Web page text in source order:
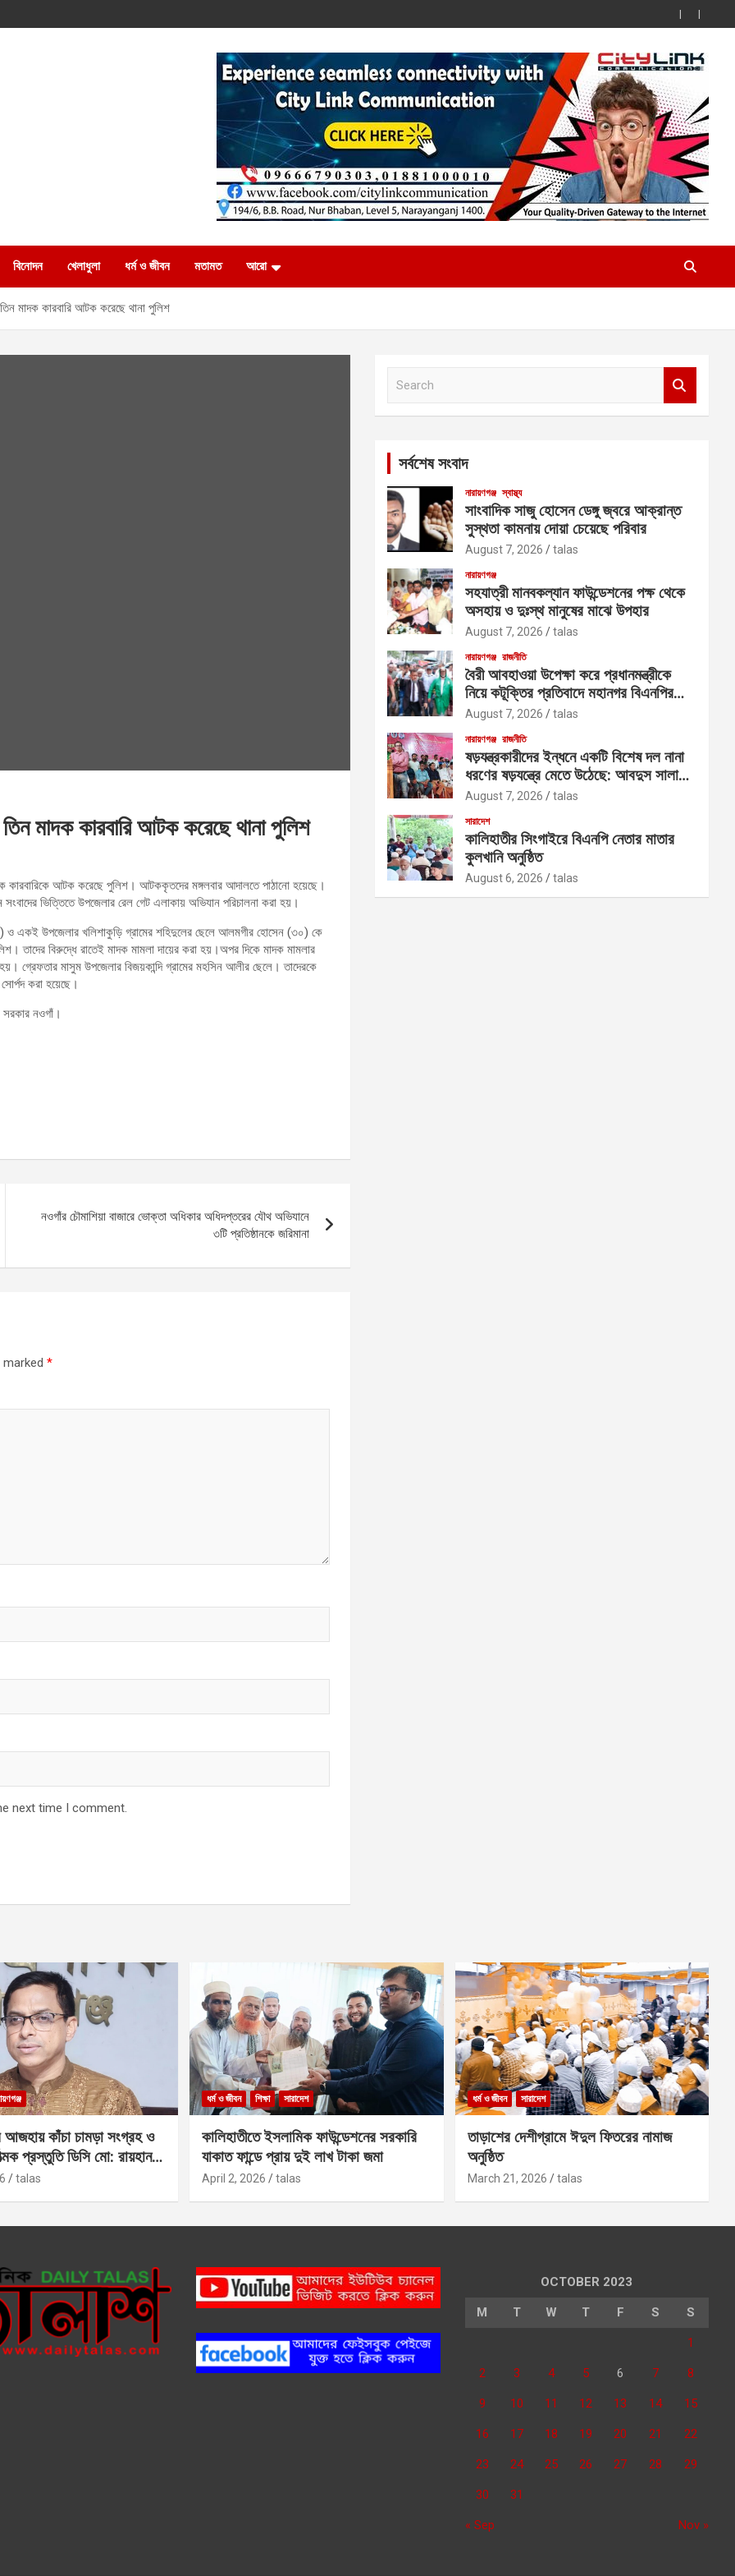
বিনোদন খেলাধুলা ধর্ম ও জীবন মতামত আরো
মাদক কারবারি আটক করেছে থানা পুলিশ
মাদক কারবারি আটক করেছে থানা পুলিশ
কারবারিকে আটক করেছে পুলিশ। আটককৃতদের মঙ্গলবার আদালতে পাঠানো হয়েছে।
ভিত্তিতে উপজেলার রেল গেট এলাকায় অভিযান পরিচালনা করা হয়।
ও একই উপজেলার খলিশাকুড়ি গ্রামের শহিদুলের ছেলে আলমগীর হোসেন (৩০) কে
বিরুদ্ধে রাতেই মাদক মামলা দায়ের করা হয়।অপর দিকে মাদক মামলার
গ্রেফতার মাসুম উপজেলার বিজয়কান্দি গ্রামের মহসিন আলীর ছেলে। তাদেরকে
করা হয়েছে।
নওগাঁ।
নওগাঁর চৌমাশিয়া বাজারে ভোক্তা অধিকার অধিদপ্তরের যৌথ অভিযানে
৩টি প্রতিষ্ঠানকে জরিমানা
marked *
next time I comment.
সর্বশেষ সংবাদ
নারায়ণগঞ্জ স্বাস্থ্য
সাংবাদিক সাজু হোসেন ডেঙ্গু জ্বরে আক্রান্ত
সুস্থতা কামনায় দোয়া চেয়েছে পরিবার
August 7, 2026 talas
নারায়ণগঞ্জ
সহযাত্রী মানবকল্যান ফাউন্ডেশনের পক্ষ থেকে
অসহায় ও দুঃস্থ মানুষের মাঝে উপহার
August 7, 2026 talas
নারায়ণগঞ্জ রাজনীতি
বৈরী আবহাওয়া উপেক্ষা করে প্রধানমন্ত্রীকে
নিয়ে কটূক্তির প্রতিবাদে মহানগর বিএনপির
বিক্ষোভ
August 7, 2026 talas
নারায়ণগঞ্জ রাজনীতি
ষড়যন্ত্রকারীদের ইন্ধনে একটি বিশেষ দল নানা
ধরণের ষড়যন্ত্রে মেতে উঠেছে: আবদুস সালাম
আজাদ
August 7, 2026 talas
সারাদেশ
কালিহাতীর সিংগাইরে বিএনপি নেতার মাতার
কুলখানি অনুষ্ঠিত
August 6, 2026 talas
কাঁচা চামড়া সংগ্রহ ও
প্রস্তুতি ডিসি মো: রায়হান
talas
ধর্ম ও জীবন শিক্ষা সারাদেশ
কালিহাতীতে ইসলামিক ফাউন্ডেশনের সরকারি
যাকাত ফান্ডে প্রায় দুই লাখ টাকা জমা
April 2, 2026 talas
ধর্ম ও জীবন সারাদেশ
তাড়াশের দেশীগ্রামে ঈদুল ফিতরের নামাজ
অনুষ্ঠিত
March 21, 2026 talas
OCTOBER 2023
M T W T F S S
1
2 3 4 5 6 7 8
9 10 11 12 13 14 15
16 17 18 19 20 21 22
23 24 25 26 27 28 29
30 31
« Sep Nov »